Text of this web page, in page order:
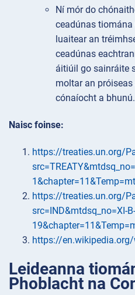
Ní mór do
ceadúnas
luaitear an
ceadúnas
áitiúil go sainráite
moltar an
cónaíocht a bhunú.
Naisc foinse:
https://treaties.un.org/
https://treaties.un.org/
src=IND&mtdsq_no=XI-B-
https://
Leideanna
Phoblacht na